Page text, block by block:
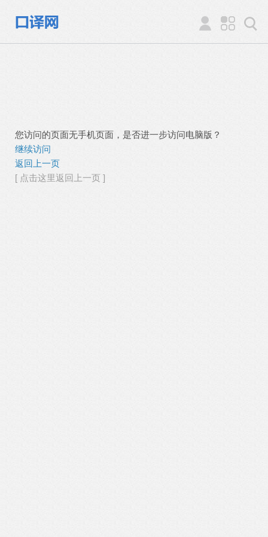
您访问的页面无手机页面，是否进一步访问电脑版？
继续访问
返回上一页
[ 点击这里返回上一页 ]